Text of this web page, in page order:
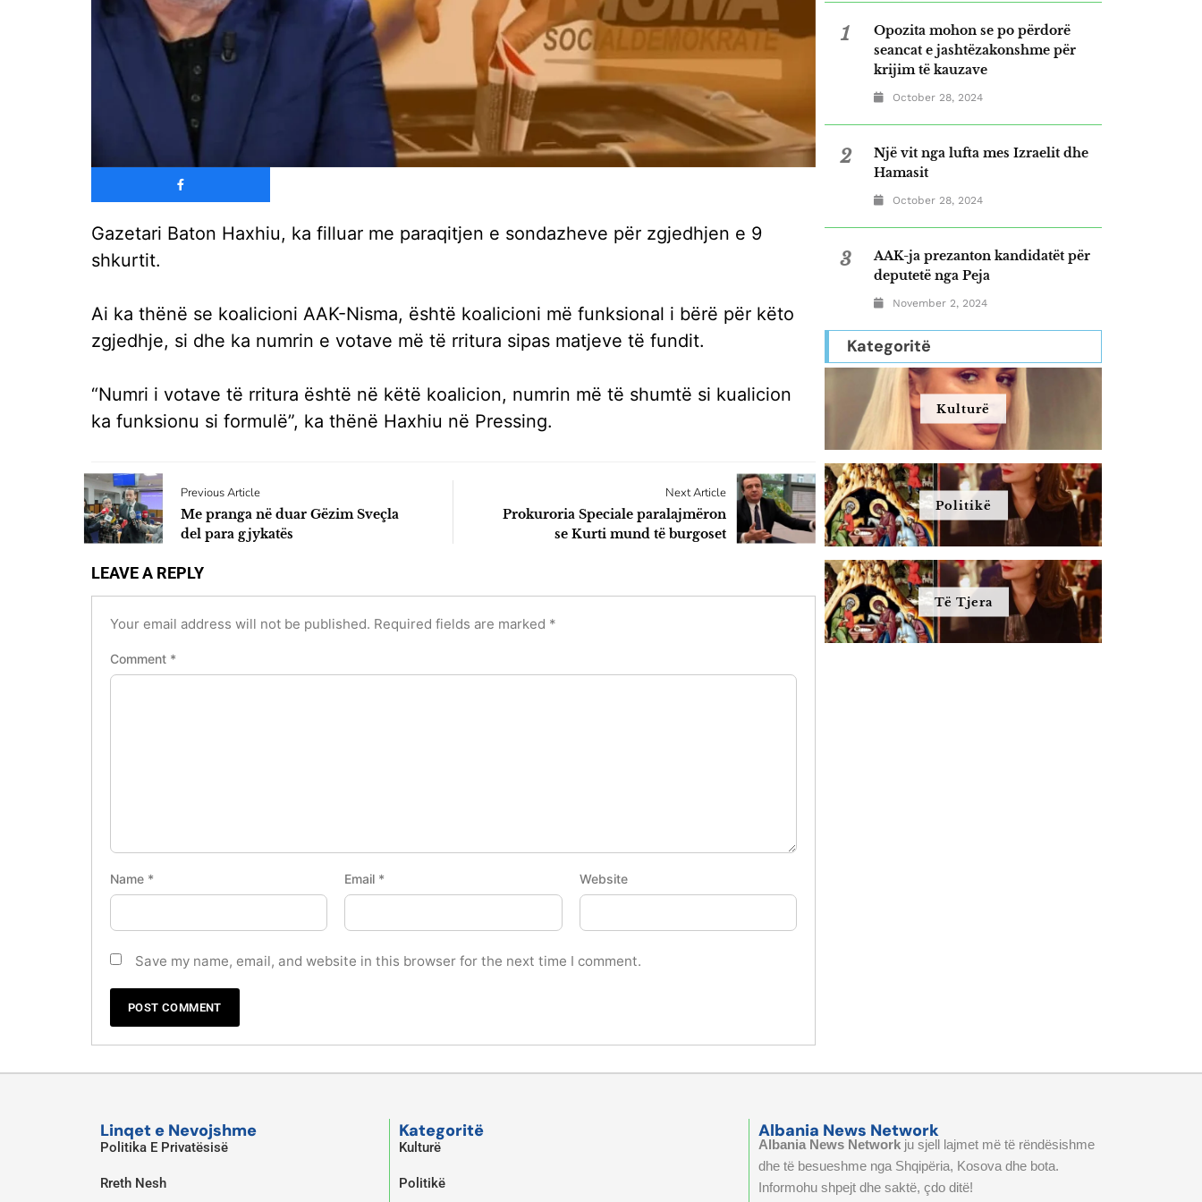
Gazetari Baton Haxhiu, ka filluar me paraqitjen e sondazheve për zgjedhjen e 9
shkurtit.
Ai ka thënë se koalicioni AAK-Nisma, është koalicioni më funksional i bërë për këto
zgjedhje, si dhe ka numrin e votave më të rritura sipas matjeve të fundit.
“Numri i votave të rritura është në këtë koalicion, numrin më të shumtë si kualicion
ka funksionu si formulë”, ka thënë Haxhiu në Pressing.
Previous Article
Me pranga në duar Gëzim Sveçla
del para gjykatës
Next Article
Prokuroria Speciale paralajmëron
se Kurti mund të burgoset
LEAVE A REPLY
Your email address will not be published. Required fields are marked *
Comment *
Name * Email * Website
Save my name, email, and website in this browser for the next time I comment.
1
Opozita mohon se po përdorë
seancat e jashtëzakonshme për
krijim të kauzave
October 28, 2024
2
Një vit nga lufta mes Izraelit dhe
Hamasit
October 28, 2024
3
AAK-ja prezanton kandidatët për
deputetë nga Peja
November 2, 2024
Kategoritë
Kulturë
Politikë
Të Tjera
Linqet e Nevojshme
Politika E Privatësisë
Rreth Nesh
Kategoritë
Kulturë
Politikë
Albania News Network
Albania News Networkju sjell lajmet më të rëndësishme
dhe të besueshme nga Shqipëria, Kosova dhe bota.
Informohu shpejt dhe saktë, çdo ditë!